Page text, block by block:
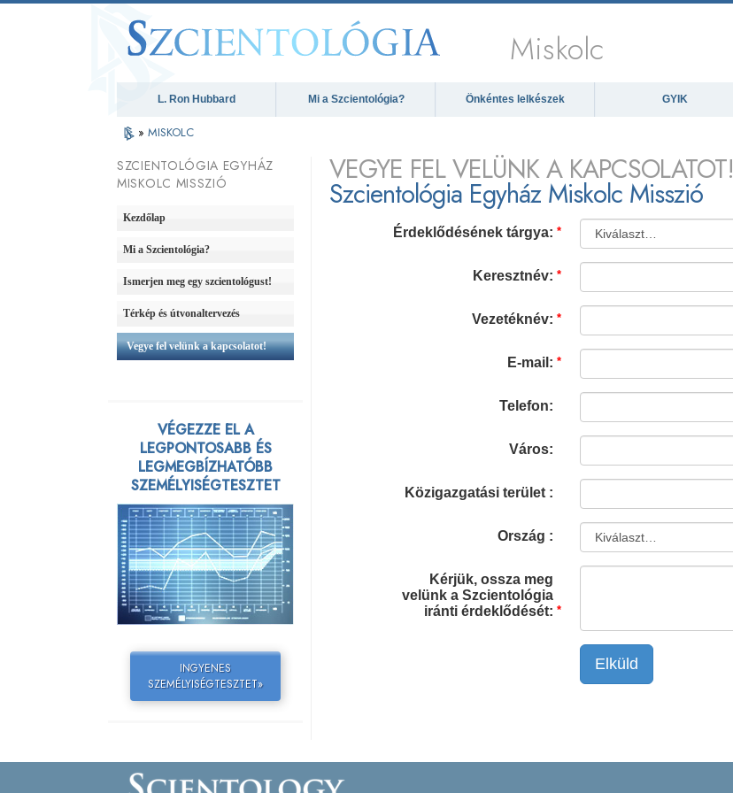
Miskolc
L. Ron Hubbard Mi a Szcientológia? Önkéntes lelkészek GYIK
» MISKOLC
VEGYE FEL VELÜNK A KAPCSOLATOT!
Szcientológia Egyház Miskolc Misszió
Érdeklődésének tárgya:
Keresztnév:
Vezetéknév:
E-mail:
Telefon:
Város:
Közigazgatási terület :
Ország :
Kérjük, ossza meg
velünk a Szcientológia
iránti érdeklődését:
Elküld
SZCIENTOLÓGIA EGYHÁZ
MISKOLC MISSZIÓ
Kezdőlap
Mi a Szcientológia?
Ismerjen meg egy szcientológust!
Térkép és útvonaltervezés
Vegye fel velünk a kapcsolatot!
VÉGEZZE EL A
LEGPONTOSABB ÉS
LEGMEGBÍZHATÓBB
SZEMÉLYISÉGTESZTET
INGYENES
SZEMÉLYISÉGTESZTET»